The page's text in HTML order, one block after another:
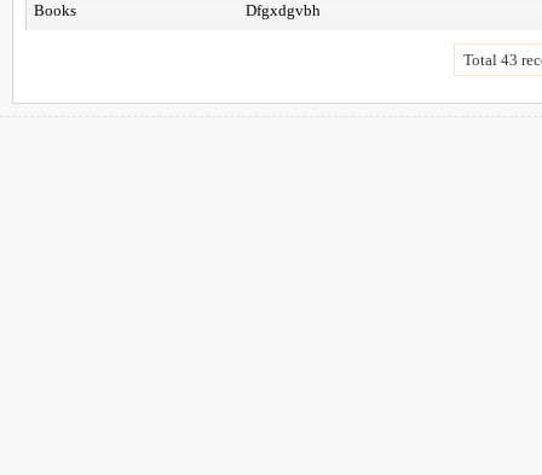
Books Dfgxdgvbh
Total 43